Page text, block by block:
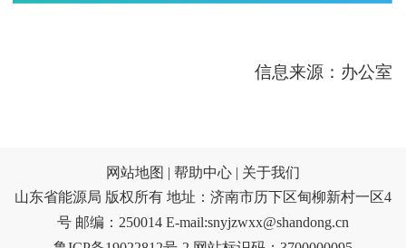
信息来源：办公室
网站地图 | 帮助中心 | 关于我们
山东省能源局 版权所有 地址：济南市历下区甸柳新村一区4
号 邮编：250014 E-mail:snyjzwxx@shandong.cn